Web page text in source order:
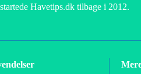
Havetips.dk tilbage i 2012.